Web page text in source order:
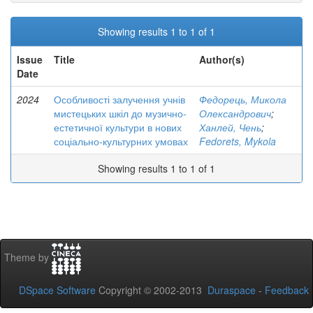
Showing results 1 to 1 of 1
Issue
Date
Title Author(s)
2024
Особливості залучення учнів
мистецьких шкіл до музично-
естетичної культури в нових
соціально-культурних умовах
Федорець, Микола
Олександрович;
Ханлей, Чень;
Fedorets, Mykola
Showing results 1 to 1 of 1
Theme by
DSpace Software Copyright © 2002-2013 Duraspace - Feedback